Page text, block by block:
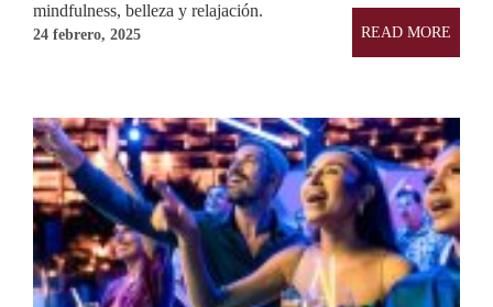
mindfulness, belleza y relajación.
24 febrero, 2025 READ MORE